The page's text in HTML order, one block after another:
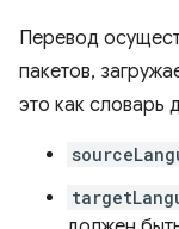
Перевод
пакетов,
это как словарь